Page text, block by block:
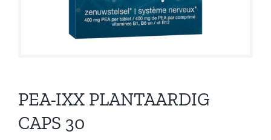
PEA-IXX PLANTAARDIG
CAPS 30